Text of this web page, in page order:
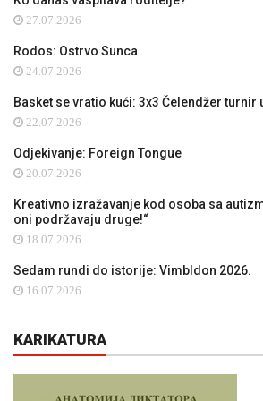
27.07.2026
Rodos: Ostrvo Sunca
24.07.2026
Basket se vratio kući: 3x3 Čelendžer turnir
22.07.2026
Odjekivanje: Foreign Tongue
20.07.2026
Kreativno izražavanje kod osoba sa
oni podržavaju druge!“
18.07.2026
Sedam rundi do istorije: Vimbldon 2026.
16.07.2026
KARIKATURA